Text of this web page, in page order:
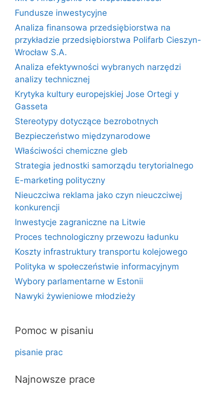
Fundusze inwestycyjne
Analiza finansowa przedsiębiorstwa na
przykładzie przedsiębiorstwa Polifarb Cieszyn-
Wrocław S.A.
Analiza efektywności wybranych narzędzi
analizy technicznej
Krytyka kultury europejskiej Jose Ortegi y
Gasseta
Stereotypy dotyczące bezrobotnych
Bezpieczeństwo międzynarodowe
Właściwości chemiczne gleb
Strategia jednostki samorządu terytorialnego
E-marketing polityczny
Nieuczciwa reklama jako czyn nieuczciwej
konkurencji
Inwestycje zagraniczne na Litwie
Proces technologiczny przewozu ładunku
Koszty infrastruktury transportu kolejowego
Polityka w społeczeństwie informacyjnym
Wybory parlamentarne w Estonii
Nawyki żywieniowe młodzieży
Pomoc w pisaniu
pisanie prac
Najnowsze prace